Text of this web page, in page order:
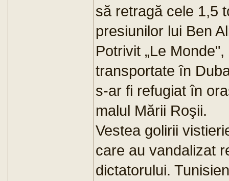
să retragă cele 1,5
presiunilor lui Ben
Potrivit „Le
transportate în
s-ar fi refugiat în
malul Mării Roşii.
Vestea golirii
care au vandalizat
dictatorului.